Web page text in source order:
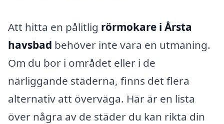
Att hitta en pålitlig rörmokare i Årsta
havsbad behöver inte vara en utmaning.
Om du bor i området eller i de
närliggande städerna, finns det flera
alternativ att överväga. Här är en lista
över några av de städer du kan rikta din